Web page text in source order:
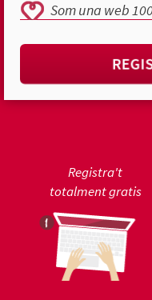
Som una web
Registra't
totalment gratis